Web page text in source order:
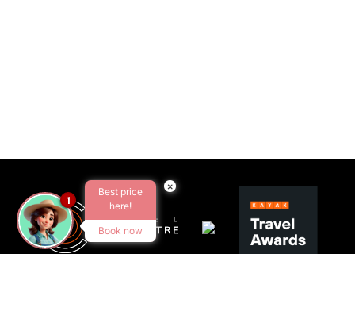
×
Best price
here!
Book now
1